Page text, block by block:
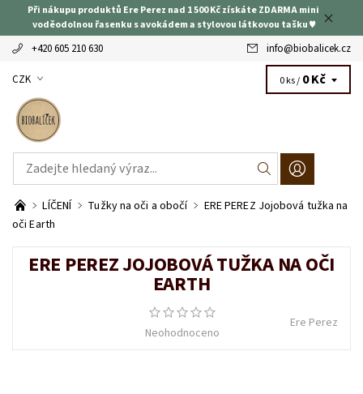
Při nákupu produktů Ere Perez nad 1 500 Kč získáte ZDARMA mini
voděodolnou řasenku s avokádem a stylovou látkovou tašku ♥
+420 605 210 630 info@biobalicek.cz
CZK 0 ks / 0 Kč
LÍČENÍ Tužky na oči a obočí
ERE PEREZ Jojobová tužka na
oči Earth
ERE PEREZ JOJOBOVÁ TUŽKA NA OČI
EARTH
Neohodnoceno
Ere Perez